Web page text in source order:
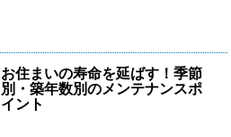
お住まいの寿命を延ばす！季節
別・築年数別のメンテナンスポ
イント